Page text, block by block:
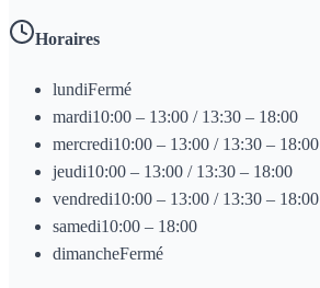
Horaires
lundiFermé
mardi10:00 – 13:00 / 13:30 – 18:00
mercredi10:00 – 13:00 / 13:30 – 18:00
jeudi10:00 – 13:00 / 13:30 – 18:00
vendredi10:00 – 13:00 / 13:30 – 18:00
samedi10:00 – 18:00
dimancheFermé